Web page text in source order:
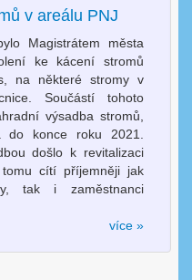
v areálu PNJ
Magistrátem města
ke kácení stromů
na některé stromy v
Součástí tohoto
výsadba stromů,
do konce roku 2021.
došlo k revitalizaci
cítí příjemněji jak
tak i zaměstnanci
více »